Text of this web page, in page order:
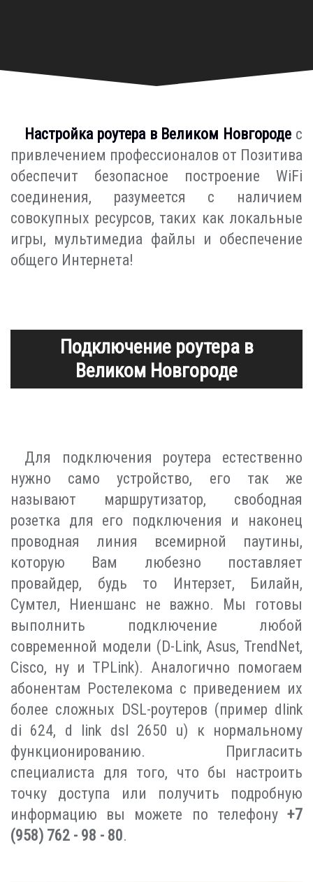
Настройка роутера в Великом Новгороде с
привлечением профессионалов от Позитива
обеспечит безопасное построение WiFi
соединения, разумеется с наличием
совокупных ресурсов, таких как локальные
игры, мультимедиа файлы и обеспечение
общего Интернета!
Подключение роутера в
Великом Новгороде
Для подключения роутера естественно
нужно само устройство, его так же
называют маршрутизатор, свободная
розетка для его подключения и наконец
проводная линия всемирной паутины,
которую Вам любезно поставляет
провайдер, будь то Интерзет, Билайн,
Сумтел, Ниеншанс не важно. Мы готовы
выполнить подключение любой
современной модели (D-Link, Asus, TrendNet,
Cisco, ну и TPLink). Аналогично помогаем
абонентам Ростелекома с приведением их
более сложных DSL-роутеров (пример dlink
di 624, d link dsl 2650 u) к нормальному
функционированию. Пригласить
специалиста для того, что бы настроить
точку доступа или получить подробную
информацию вы можете по телефону +7
(958) 762 - 98 - 80.